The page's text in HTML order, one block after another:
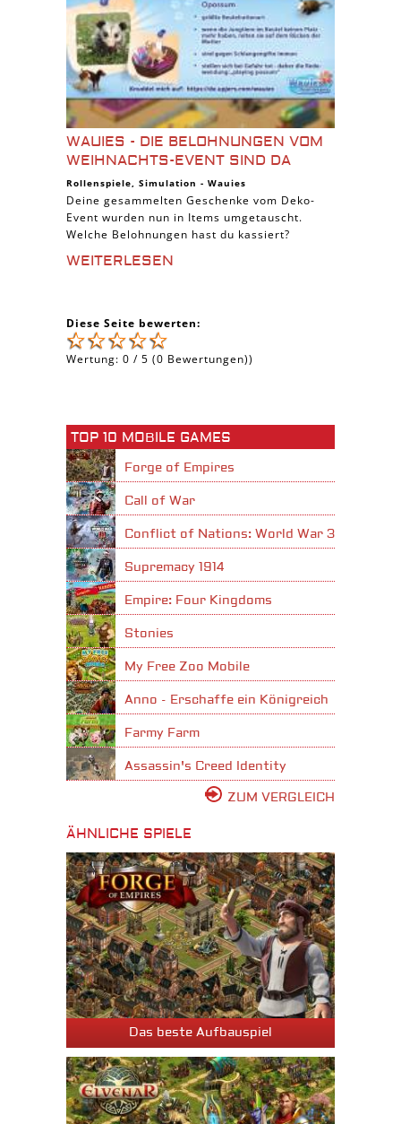
WAUIES - DIE BELOHNUNGEN VOM
WEIHNACHTS-EVENT SIND DA
Rollenspiele, Simulation - Wauies
Deine gesammelten Geschenke vom Deko-
Event wurden nun in Items umgetauscht.
Welche Belohnungen hast du kassiert?
WEITERLESEN
Diese Seite bewerten:
Wertung: 0 / 5 (0 Bewertungen))
TOP 10 MOBILE GAMES
Forge of Empires
Call of War
Conflict of Nations: World War 3
Supremacy 1914
Empire: Four Kingdoms
Stonies
My Free Zoo Mobile
Anno - Erschaffe ein Königreich
Farmy Farm
Assassin's Creed Identity
ZUM VERGLEICH
ÄHNLICHE SPIELE
Das beste Aufbauspiel